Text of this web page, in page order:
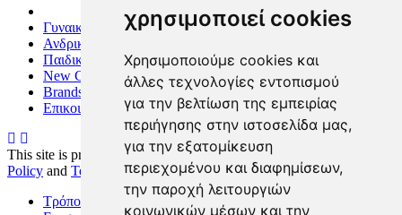
χρησιμοποιεί cookies
Χρησιμοποιούμε cookies και
άλλες τεχνολογίες εντοπισμού
για την βελτίωση της εμπειρίας
περιήγησης στην ιστοσελίδα μας,
για την εξατομίκευση
περιεχομένου και διαφημίσεων,
την παροχή λειτουργιών
κοινωνικών μέσων και την
Γυναικεία
Ανδρικά
Παιδικά
New Collection
Brands
Επικοινωνία
This site is protected by reCAPTCHA and the Google
Policy and Terms of Serviceapply.
Τρόποι Πληρωμής